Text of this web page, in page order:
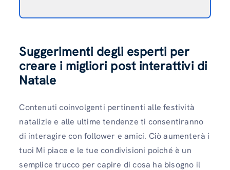
Suggerimenti degli esperti per
creare i migliori post interattivi di
Natale
Contenuti coinvolgenti pertinenti alle festività
natalizie e alle ultime tendenze ti consentiranno
di interagire con follower e amici. Ciò aumenterà i
tuoi Mi piace e le tue condivisioni poiché è un
semplice trucco per capire di cosa ha bisogno il